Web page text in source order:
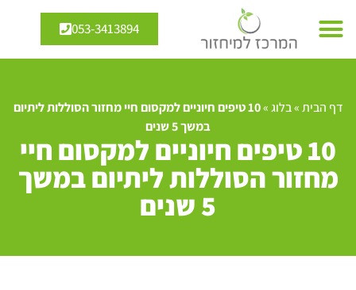
053-3413894
דף הבית»בלוג»
10 טיפים חיוניים למקסום חיי מחזור הסוללות ליתיום
במשך 5 שנים
10 טיפים חיוניים למקסום חיי
מחזור הסוללות ליתיום במשך
5 שנים